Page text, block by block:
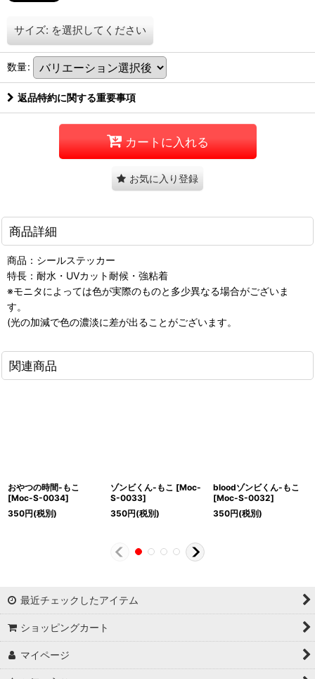
サイズ: を選択してください
数量:
返品特約に関する重要事項
カートに入れる
お気に入り登録
商品詳細
商品：シールステッカー
特長：耐水・UVカット耐候・強粘着
※モニタによっては色が実際のものと多少異なる場合がございま
す。
(光の加減で色の濃淡に差が出ることがございます。
関連商品
おやつの時間-もこ
[Moc-S-0034]
350円(税別)
ゾンビくん-もこ [Moc-
S-0033]
350円(税別)
bloodゾンビくん-もこ
[Moc-S-0032]
350円(税別)
最近チェックしたアイテム
ショッピングカート
マイページ